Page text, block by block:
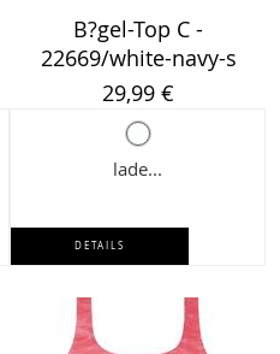
B?gel-Top C -
22669/white-navy-s
29,99 €
lade...
DETAILS